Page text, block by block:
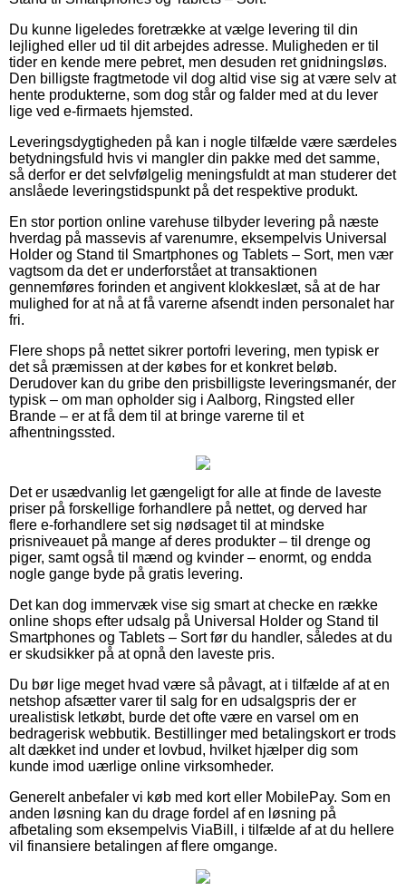
Du kunne ligeledes foretrække at vælge levering til din
lejlighed eller ud til dit arbejdes adresse. Muligheden er til
tider en kende mere pebret, men desuden ret gnidningsløs.
Den billigste fragtmetode vil dog altid vise sig at være selv at
hente produkterne, som dog står og falder med at du lever
lige ved e-firmaets hjemsted.
Leveringsdygtigheden på kan i nogle tilfælde være særdeles
betydningsfuld hvis vi mangler din pakke med det samme,
så derfor er det selvfølgelig meningsfuldt at man studerer det
anslåede leveringstidspunkt på det respektive produkt.
En stor portion online varehuse tilbyder levering på næste
hverdag på massevis af varenumre, eksempelvis Universal
Holder og Stand til Smartphones og Tablets – Sort, men vær
vagtsom da det er underforstået at transaktionen
gennemføres forinden et angivent klokkeslæt, så at de har
mulighed for at nå at få varerne afsendt inden personalet har
fri.
Flere shops på nettet sikrer portofri levering, men typisk er
det så præmissen at der købes for et konkret beløb.
Derudover kan du gribe den prisbilligste leveringsmanér, der
typisk – om man opholder sig i Aalborg, Ringsted eller
Brande – er at få dem til at bringe varerne til et
afhentningssted.
Det er usædvanlig let gængeligt for alle at finde de laveste
priser på forskellige forhandlere på nettet, og derved har
flere e-forhandlere set sig nødsaget til at mindske
prisniveauet på mange af deres produkter – til drenge og
piger, samt også til mænd og kvinder – enormt, og endda
nogle gange byde på gratis levering.
Det kan dog immervæk vise sig smart at checke en række
online shops efter udsalg på Universal Holder og Stand til
Smartphones og Tablets – Sort før du handler, således at du
er skudsikker på at opnå den laveste pris.
Du bør lige meget hvad være så påvagt, at i tilfælde af at en
netshop afsætter varer til salg for en udsalgspris der er
urealistisk letkøbt, burde det ofte være en varsel om en
bedragerisk webbutik. Bestillinger med betalingskort er trods
alt dækket ind under et lovbud, hvilket hjælper dig som
kunde imod uærlige online virksomheder.
Generelt anbefaler vi køb med kort eller MobilePay. Som en
anden løsning kan du drage fordel af en løsning på
afbetaling som eksempelvis ViaBill, i tilfælde af at du hellere
vil finansiere betalingen af flere omgange.